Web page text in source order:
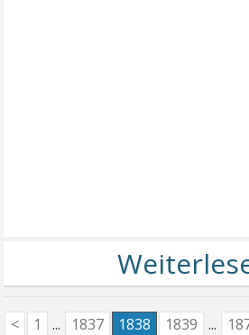
< 1 ... 1837 1838 1839 ...